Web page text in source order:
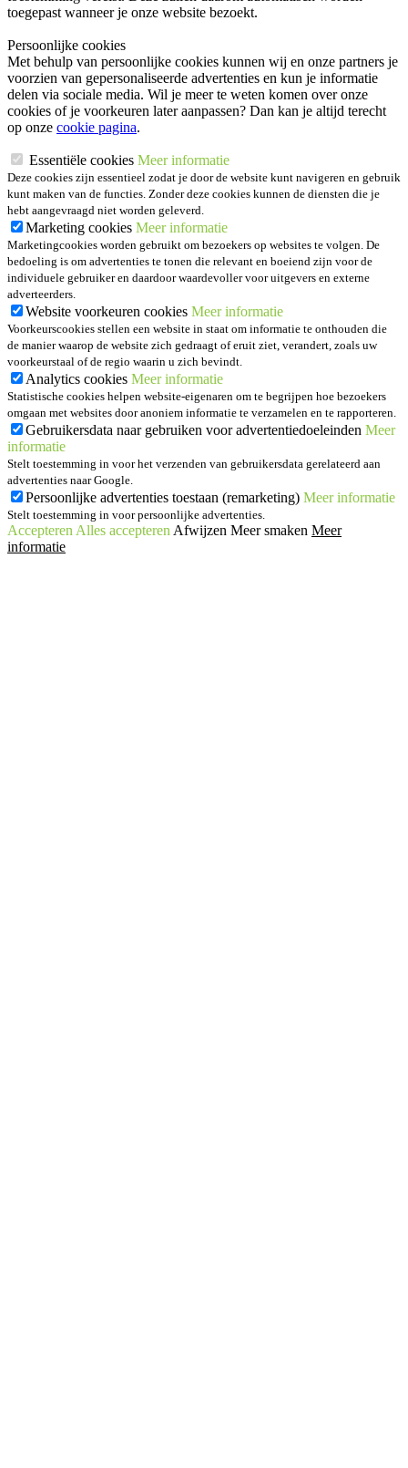
toegepast wanneer je onze website bezoekt.
Persoonlijke cookies
Met behulp van persoonlijke cookies kunnen wij en onze partners je
voorzien van gepersonaliseerde advertenties en kun je informatie
delen via sociale media. Wil je meer te weten komen over onze
cookies of je voorkeuren later aanpassen? Dan kan je altijd terecht
op onze cookie pagina.
Essentiële cookies Meer informatie
Deze cookies zijn essentieel zodat je door de website kunt navigeren en gebruik
kunt maken van de functies. Zonder deze cookies kunnen de diensten die je
hebt aangevraagd niet worden geleverd.
Marketing cookies Meer informatie
Marketingcookies worden gebruikt om bezoekers op websites te volgen. De
bedoeling is om advertenties te tonen die relevant en boeiend zijn voor de
individuele gebruiker en daardoor waardevoller voor uitgevers en externe
adverteerders.
Website voorkeuren cookies Meer informatie
Voorkeurscookies stellen een website in staat om informatie te onthouden die
de manier waarop de website zich gedraagt of eruit ziet, verandert, zoals uw
voorkeurstaal of de regio waarin u zich bevindt.
Analytics cookies Meer informatie
Statistische cookies helpen website-eigenaren om te begrijpen hoe bezoekers
omgaan met websites door anoniem informatie te verzamelen en te rapporteren.
Gebruikersdata naar gebruiken voor advertentiedoeleinden Meer
informatie
Stelt toestemming in voor het verzenden van gebruikersdata gerelateerd aan
advertenties naar Google.
Persoonlijke advertenties toestaan (remarketing) Meer informatie
Stelt toestemming in voor persoonlijke advertenties.
Accepteren Alles accepteren Afwijzen Meer smaken Meer
informatie